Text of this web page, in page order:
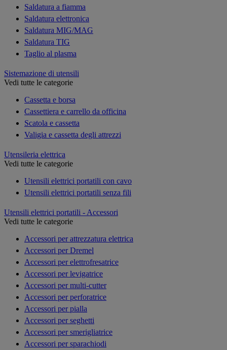
Saldatura a fiamma
Saldatura elettronica
Saldatura MIG/MAG
Saldatura TIG
Taglio al plasma
Sistemazione di utensili
Vedi tutte le categorie
Cassetta e borsa
Cassettiera e carrello da officina
Scatola e cassetta
Valigia e cassetta degli attrezzi
Utensileria elettrica
Vedi tutte le categorie
Utensili elettrici portatili con cavo
Utensili elettrici portatili senza fili
Utensili elettrici portatili - Accessori
Vedi tutte le categorie
Accessori per attrezzatura elettrica
Accessori per Dremel
Accessori per elettrofresatrice
Accessori per levigatrice
Accessori per multi-cutter
Accessori per perforatrice
Accessori per pialla
Accessori per seghetti
Accessori per smerigliatrice
Accessori per sparachiodi